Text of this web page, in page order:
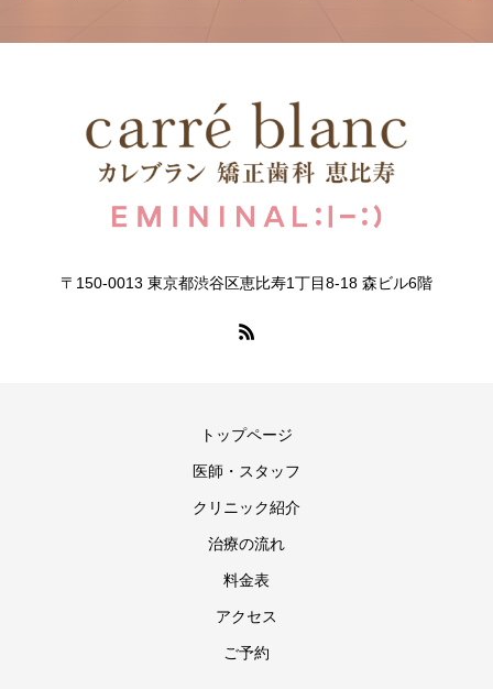
〒150-0013 東京都渋谷区恵比寿1丁目8-18 森ビル6階
トップページ
医師・スタッフ
クリニック紹介
治療の流れ
料金表
アクセス
ご予約